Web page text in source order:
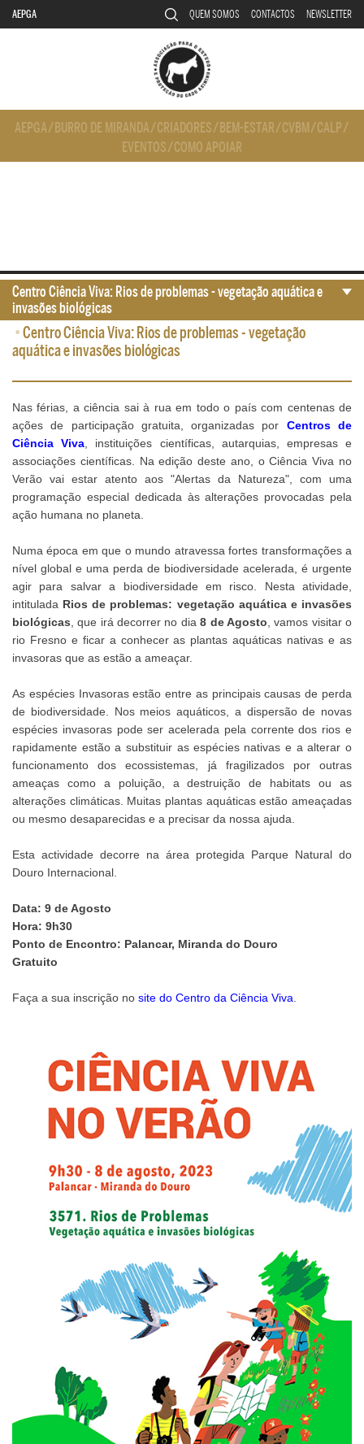
AEPGA QUEM SOMOS CONTACTOS NEWSLETTER
AEPGA/ BURRO DE MIRANDA/CRIADORES/ BEM-ESTAR/CVBM/CALP/
EVENTOS/COMO APOIAR
•Centro Ciência Viva: Rios de problemas - vegetação
aquática e invasões biológicas
Nas férias, a ciência sai à rua em todo o país com centenas de
ações de participação gratuita, organizadas por Centros de
Ciência Viva , instituições científicas, autarquias, empresas e
associações científicas. Na edição deste ano, o Ciência Viva no
Verão vai estar atento aos "Alertas da Natureza", com uma
programação especial dedicada às alterações provocadas pela
ação humana no planeta.
Numa época em que o mundo atravessa fortes transformações a
nível global e uma perda de biodiversidade acelerada, é urgente
agir para salvar a biodiversidade em risco. Nesta atividade,
intitulada Rios de problemas: vegetação aquática e invasões
biológicas , que irá decorrer no dia8 de Agosto , vamos visitar o
rio Fresno e ficar a conhecer as plantas aquáticas nativas e as
invasoras que as estão a ameaçar.
As espécies Invasoras estão entre as principais causas de perda
de biodiversidade. Nos meios aquáticos, a dispersão de novas
espécies invasoras pode ser acelerada pela corrente dos rios e
rapidamente estão a substituir as espécies nativas e a alterar o
funcionamento dos ecossistemas, já fragilizados por outras
ameaças como a poluição, a destruição de habitats ou as
alterações climáticas. Muitas plantas aquáticas estão ameaçadas
ou mesmo desaparecidas e a precisar da nossa ajuda.
Esta actividade decorre na área protegida Parque Natural do
Douro Internacional.
Data: 9 de Agosto
Hora: 9h30
Ponto de Encontro: Palancar, Miranda do Douro
Gratuito
Faça a sua inscrição no site do Centro da Ciência Viva
Centro Ciência Viva: Rios de problemas - vegetação aquática e
invasões biológicas